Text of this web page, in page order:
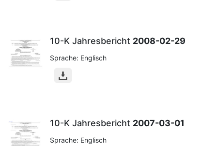
10-K Jahresbericht 2008-02-29
Sprache: Englisch
10-K Jahresbericht 2007-03-01
Sprache: Englisch